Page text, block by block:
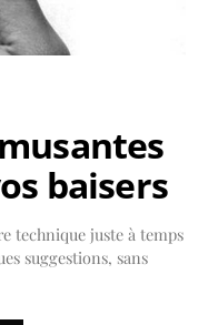
baisers
technique juste à temps
suggestions, sans